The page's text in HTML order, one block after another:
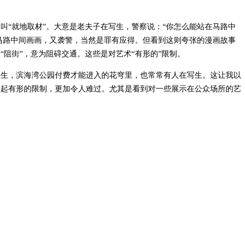
就地取材”。大意是老夫子在写生，警察说：“你怎么能站在马路中
中间画画，又袭警，当然是罪有应得。但看到这则夸张的漫画故事
街”，意为阻碍交通。这些是对艺术“有形的”限制。
，滨海湾公园付费才能进入的花穹里，也常常有人在写生。这让我以
有形的限制，更加令人难过。尤其是看到对一些展示在公众场所的艺